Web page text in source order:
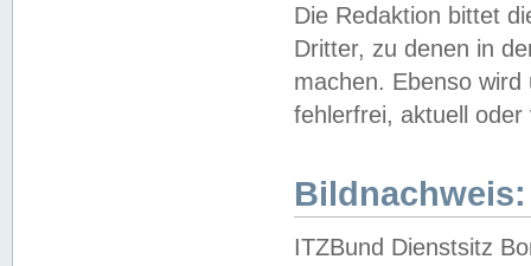
Die Redaktion bittet
Dritter, zu denen in
machen. Ebenso
fehlerfrei, aktuell oder
Bildnachweis:
ITZBund Dienstsitz